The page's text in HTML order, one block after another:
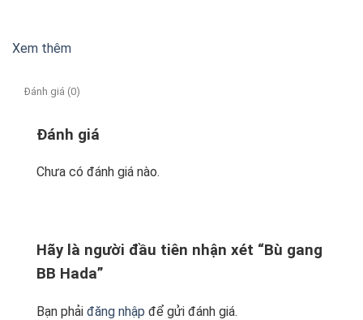
Xem thêm
Đánh giá (0)
Đánh giá
Chưa có đánh giá nào.
Hãy là người đầu tiên nhận xét “Bù gang
BB Hada”
Bạn phải đăng nhập để gửi đánh giá.